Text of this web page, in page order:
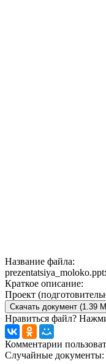
Название файла:
Краткое описание:
Проект
Скачать документ (1.39
Нравиться файл?
Комментарии
Случайные документы: